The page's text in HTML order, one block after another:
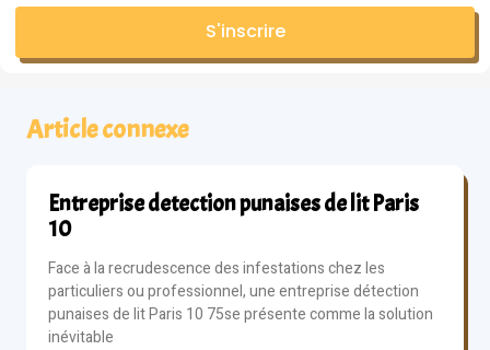
S'inscrire
Article connexe
Entreprise detection punaises de lit Paris
10
Face à la recrudescence des infestations chez les
particuliers ou professionnel, une entreprise détection
punaises de lit Paris 10 75se présente comme la solution
inévitable